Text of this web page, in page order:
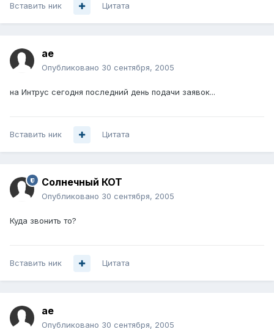
Вставить ник Цитата
ae
Опубликовано 30 сентября, 2005
на Интрус сегодня последний день подачи заявок...
Вставить ник Цитата
Солнечный КОТ
Опубликовано 30 сентября, 2005
Куда звонить то?
Вставить ник Цитата
ae
Опубликовано 30 сентября, 2005